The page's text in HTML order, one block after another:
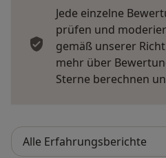
Jede einzelne
prüfen und
gemäß unserer
mehr über
Sterne berechnen